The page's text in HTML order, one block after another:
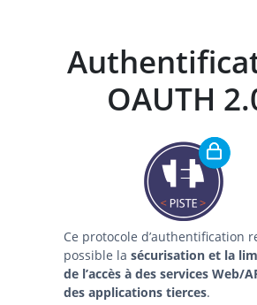
OAUTH
Ce protocole d’authentification
possible la sécurisation et la
de l’accès à des services Web/
des applications tierces.